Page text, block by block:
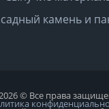
камень и
2026 © Все права